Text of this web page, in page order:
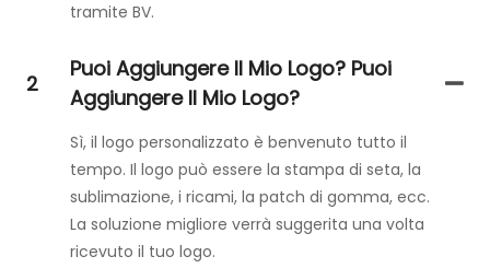
tramite BV.
2
Puoi Aggiungere Il Mio Logo? Puoi
Aggiungere Il Mio Logo?
Sì, il logo personalizzato è benvenuto tutto il
tempo. Il logo può essere la stampa di seta, la
sublimazione, i ricami, la patch di gomma, ecc.
La soluzione migliore verrà suggerita una volta
ricevuto il tuo logo.